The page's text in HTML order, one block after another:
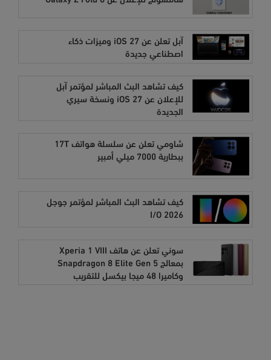
آبل تعلن عن iOS 27 وميزات ذكاء
اصطناعي جديدة
كيف تشاهد البث المباشر لمؤتمر آبل
للإعلان عن iOS 27 ونسخة سيري
الجديدة
شاومي تعلن عن سلسلة هواتف 17T
ببطارية 7000 ميلي أمبير
كيف تشاهد البث المباشر لمؤتمر جوجل
I/O 2026
سوني تعلن عن هاتف Xperia 1 VIII
بمعالج Snapdragon 8 Elite Gen 5
وكاميرا 48 ميجا بيكسل للتقريب